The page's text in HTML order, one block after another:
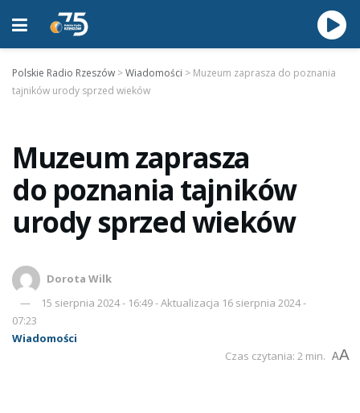
Polskie Radio Rzeszów >Wiadomości > Muzeum zaprasza do poznania
tajników urody sprzed wieków
Muzeum zaprasza
do poznania tajników
urody sprzed wieków
Dorota Wilk
15 sierpnia 2024 - 16:49 - Aktualizacja 16 sierpnia 2024 -
07:23
Wiadomości
Czas czytania: 2 min. AA